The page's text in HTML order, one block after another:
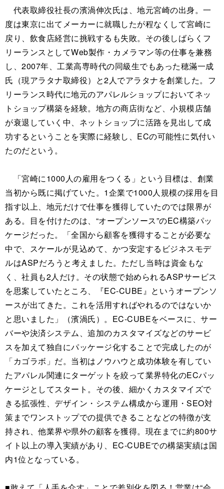
代表取締役社長の濱渦伸次氏は、地元宮崎の出身。一
度は東京に出てメーカーに就職したが程なくして宮崎に
戻り、飲食店経営に挑戦するも失敗。その後しばらくフ
リーランスとしてWeb製作・カメラマン等の仕事を兼務
し、2007年、工業高専時代の同級生でもあった穂滿一成
氏（現アラタナ取締役）と2人でアラタナを創業した。フ
リーランス時代に地元のアパレルショップにおいてネッ
トショップ構築を経験。地方の商店街など、小規模店舗
が衰退していく中、ネットショップに活路を見出して成
功するということを実際に経験し、ECの可能性に気付い
たのだという。
「宮崎に1000人の雇用をつくる」という目標は、創業
当初から既に掲げていた。1企業で1000人規模の採用を目
指す以上、地元だけで仕事を獲得していたのでは限界が
ある。目を付けたのは、“オープンソース”のEC構築パッ
ケージだった。「全国から顧客を獲得することが必要な
中で、スケールが見込めて、かつ安定するビジネスモデ
ルはASPだろうと考えました。ただし当時は資金もな
く、社員も2人だけ。その状態で始められるASPサービス
を思案していたところ、『EC-CUBE』というオープンソ
ースが出てきた。これを活用すればやれるのではないか
と思いました」（濱渦氏）。EC-CUBEをベースに、サー
バーや決済システム、追加のカスタマイズなどのサービ
スを加えて独自にパッケージ化することで完成したのが
「カゴラボ」だ。当初はノウハウと成功体験を有してい
たアパレル関連にターゲットを絞って業界特化のECパッ
ケージとしてスタート。その後、細かくカスタマイズで
きる拡張性、デザイン・システム構成から運用・SEO対
策までワンストップでの提供できることなどの特徴が支
持され、他業界や県外の顧客を獲得。現在までに約800サ
イト以上の導入実績があり、EC-CUBEでの構築実績は国
内1位となっている。